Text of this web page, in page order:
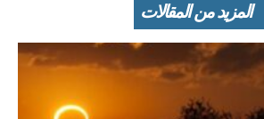
المزيد من المقالات